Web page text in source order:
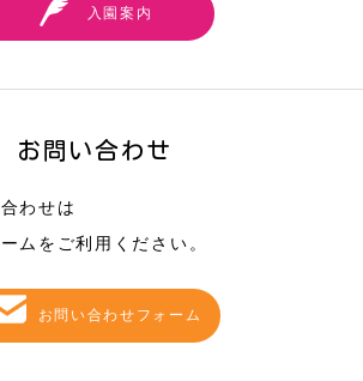
入園案内
お問い合わせ
わせは
ムをご利用ください。
お問い合わせフォーム